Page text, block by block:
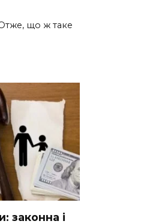
що ж таке
законна і